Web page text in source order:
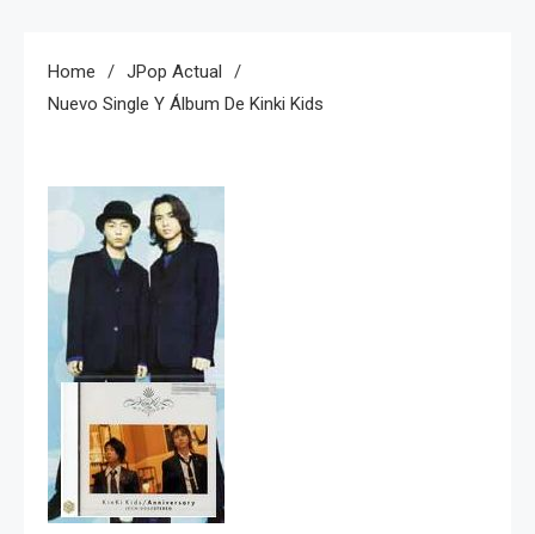
Home
JPop Actual
Nuevo Single Y Álbum De Kinki Kids